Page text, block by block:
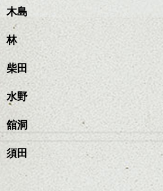
木島
林
柴田
水野
舘洞
須田